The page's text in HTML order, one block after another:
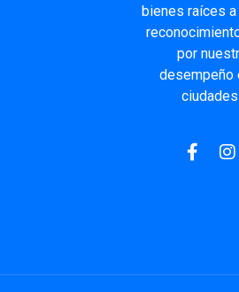
bienes raíces
por
desempeño